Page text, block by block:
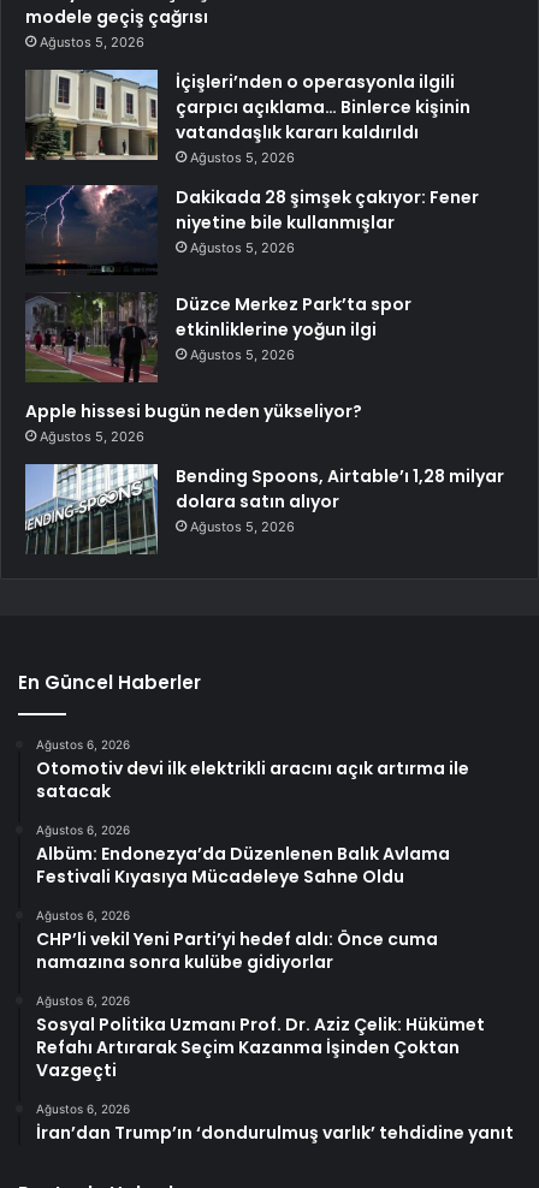
modele geçiş çağrısı
Ağustos 5, 2026
İçişleri’nden o operasyonla ilgili
çarpıcı açıklama… Binlerce kişinin
vatandaşlık kararı kaldırıldı
Ağustos 5, 2026
Dakikada 28 şimşek çakıyor: Fener
niyetine bile kullanmışlar
Ağustos 5, 2026
Düzce Merkez Park’ta spor
etkinliklerine yoğun ilgi
Ağustos 5, 2026
Apple hissesi bugün neden yükseliyor?
Ağustos 5, 2026
Bending Spoons, Airtable’ı 1,28 milyar
dolara satın alıyor
Ağustos 5, 2026
En Güncel Haberler
Ağustos 6, 2026
Otomotiv devi ilk elektrikli aracını açık artırma ile
satacak
Ağustos 6, 2026
Albüm: Endonezya’da Düzenlenen Balık Avlama
Festivali Kıyasıya Mücadeleye Sahne Oldu
Ağustos 6, 2026
CHP’li vekil Yeni Parti’yi hedef aldı: Önce cuma
namazına sonra kulübe gidiyorlar
Ağustos 6, 2026
Sosyal Politika Uzmanı Prof. Dr. Aziz Çelik: Hükümet
Refahı Artırarak Seçim Kazanma İşinden Çoktan
Vazgeçti
Ağustos 6, 2026
İran’dan Trump’ın ‘dondurulmuş varlık’ tehdidine yanıt